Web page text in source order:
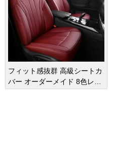
フィット感抜群 高級シートカ
バー オーダーメイド 8色レザ